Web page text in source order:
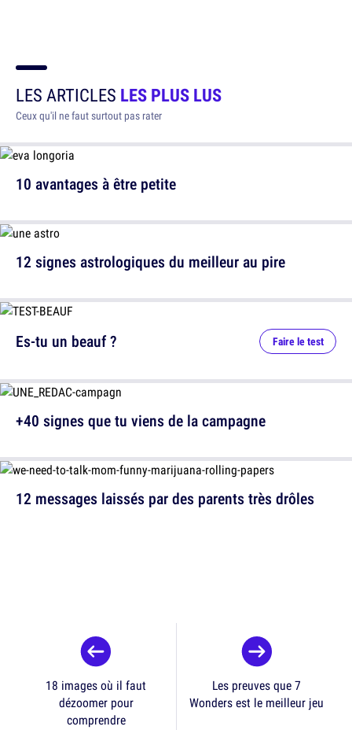
LES ARTICLES LES PLUS LUS
Ceux qu'il ne faut surtout pas rater
10 avantages à être petite
12 signes astrologiques du meilleur au pire
12 messages laissés par des parents très drôles
Es-tu un beauf ? Faire le test
+40 signes que tu viens de la campagne
18 images où il faut
dézoomer pour
comprendre
Les preuves que 7
Wonders est le meilleur jeu